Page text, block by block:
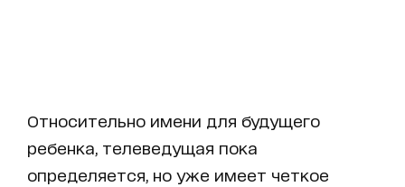
Относительно имени для будущего
ребенка, телеведущая пока
определяется, но уже имеет четкое